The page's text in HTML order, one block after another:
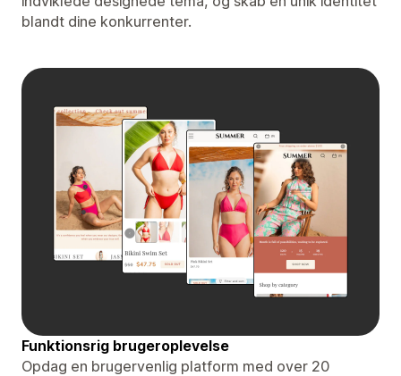
blandt dine konkurrenter.
Funktionsrig brugeroplevelse
Opdag en brugervenlig platform med over 20